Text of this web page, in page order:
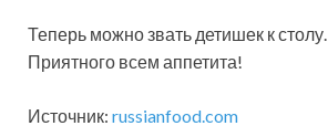
Теперь можно звать детишек к столу.
Приятного всем аппетита!
Источник: russianfood.com